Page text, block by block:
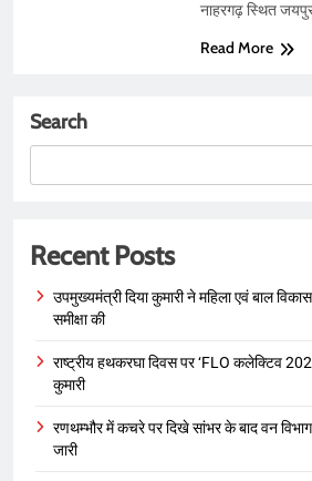
नाहरगढ़ स्थित
Read More
Search
Recent Posts
उपमुख्यमंत्री दिया कुमारी ने महिला एवं बाल
समीक्षा की
राष्ट्रीय हथकरघा दिवस पर ‘FLO कलेक्टिव
कुमारी
रणथम्भौर में कचरे पर दिखे सांभर के बाद वन
जारी